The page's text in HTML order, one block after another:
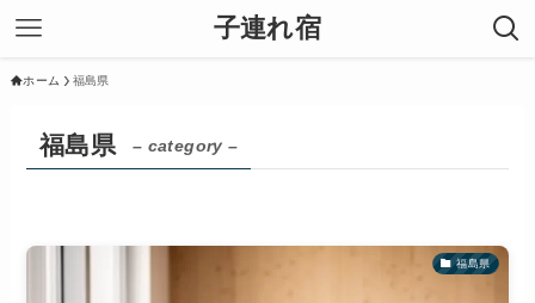
子連れ宿
ホーム 福島県
福島県 – category –
福島県